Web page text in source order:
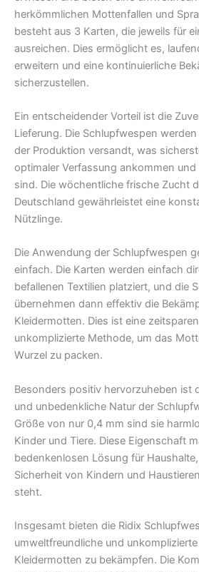
herkömmlichen Mottenfallen und
besteht aus 3 Karten, die jeweils für
ausreichen. Dies ermöglicht es,
erweitern und eine kontinuierliche
sicherzustellen.
Ein entscheidender Vorteil ist die
Lieferung. Die Schlupfwespen
der Produktion versandt, was
optimaler Verfassung ankommen
sind. Die wöchentliche frische Zucht
Deutschland gewährleistet eine
Nützlinge.
Die Anwendung der Schlupfwespen
einfach. Die Karten werden einfach
befallenen Textilien platziert, und die
übernehmen dann effektiv die
Kleidermotten. Dies ist eine
unkomplizierte Methode, um das
Wurzel zu packen.
Besonders positiv hervorzuheben ist
und unbedenkliche Natur der
Größe von nur 0,4 mm sind sie
Kinder und Tiere. Diese Eigenschaft
bedenkenlosen Lösung für
Sicherheit von Kindern und
steht.
Insgesamt bieten die Ridix
umweltfreundliche und
Kleidermotten zu bekämpfen. Die